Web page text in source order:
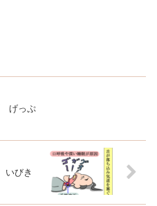
げっぷ
いびき